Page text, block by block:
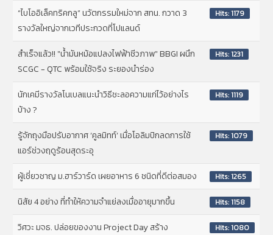
“ไบโออิเล็คทริคกลู” นวัตกรรมใหม่จาก สทน. กวาด 3
รางวัลใหญ่จากเวทีประกวดที่โปแลนด์
Hits: 1179
สำเร็จแล้ว!! "น้ำมันหม้อแปลงไฟฟ้าชีวภาพ" BBGI ผนึก
SCGC - QTC พร้อมใช้จริง ระยองนำร่อง
Hits: 1231
นักเคมีรางวัลโนเบลแนะนำวิธีชะลอความแก่ไว้อย่างไร
บ้าง ?
Hits: 1119
รู้จักถุงมือปรับอากาศ ‘คูลมิทท์’ เมื่อโอลิมปิกลดการใช้
แอร์ช่วงฤดูร้อนสุดระอุ
Hits: 1079
ผู้เชี่ยวชาญ ม.ฮาร์วาร์ด เผยอาหาร 6 ชนิดที่ดีต่อสมอง Hits: 1265
นิสัย 4 อย่าง ที่ทำให้ความจำแย่ลงเมื่ออายุมากขึ้น Hits: 1158
วิศวะ มจธ. ปล่อยของงาน Project Day สร้าง
Hits: 1080